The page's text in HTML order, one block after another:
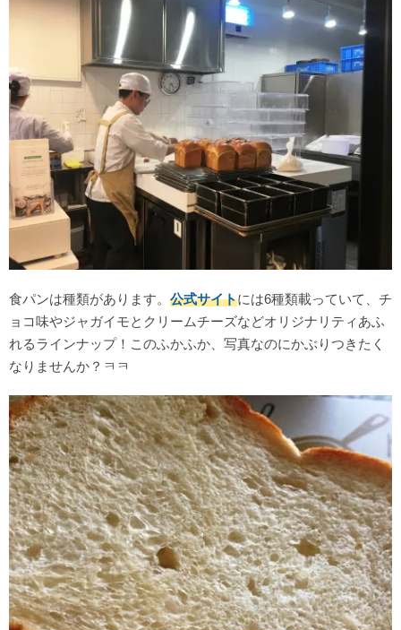
食パンは種類があります。 公式サイトには6種類載っていて、チ
ョコ味やジャガイモとクリームチーズなどオリジナリティあふ
れるラインナップ！このふかふか、写真なのにかぶりつきたく
なりませんか？ㅋㅋ